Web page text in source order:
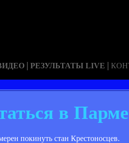
| РЕЗУЛЬТАТЫ LIVE |
в Парме
покинуть стан Крестоносцев.